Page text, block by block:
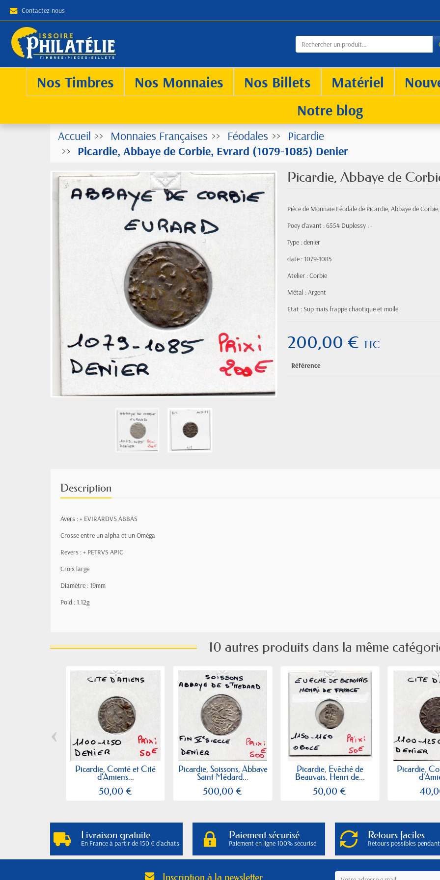
Contactez-nous
Nos Timbres Nos Monnaies Nos Billets Matériel
Notre blog
Accueil Monnaies Françaises Féodales
Picardie
Picardie, Abbaye de Corbie, Evrard (1079-1085) Denier
Picardie, Abbaye de
Pièce de Monnaie Féodale de Picardie, Abbaye de
Poey d'avant : 6554 Duplessy : -
Type : denier
date : 1079-1085
Atelier : Corbie
Métal : Argent
Etat : Sup mais frappe chaotique et molle
200,00 €TTC
Référence
Description
Avers :+ EVIRARDVS ABBAS
Crosse entre un alpha et un Oméga
Revers :+ PETRVS APIC
Croix large
Diamètre : 19mm
Poid : 1.12g
10 autres produits dans la même
Picardie, Comté et Cité
d'Amiens...
50,00 €
Picardie, Soissons, Abbaye
Saint Médard...
500,00 €
Picardie, Evêché de
Beauvais, Henri de...
50,00 €
Picardie,
‹
Livraison gratuite
En France à partir de 150 € d'achats
Paiement sécurisé
Paiement en ligne 100% sécurisé
Retours faciles
Retours possibles
Inscription à la newsletter